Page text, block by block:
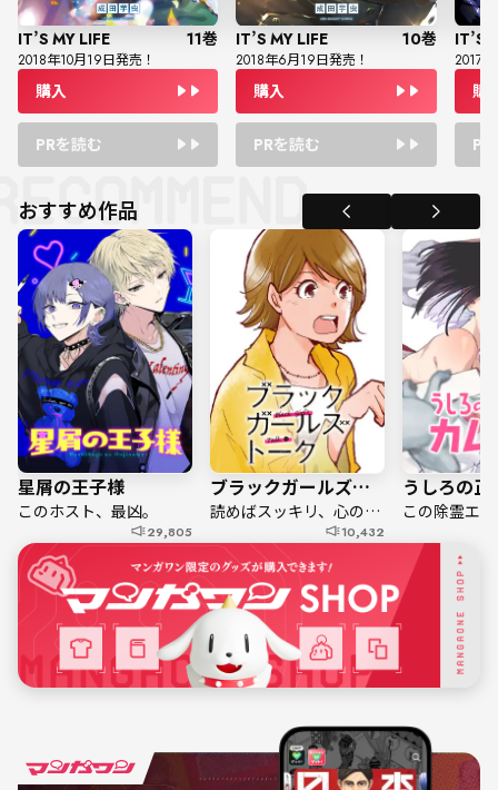
IT’S MY LIFE 11巻
2018年10月19日発売！
購入
PRを読む
IT’S MY LIFE 10巻
2018年6月19日発売！
購入
PRを読む
IT’S
2017
購
おすすめ作品
星屑の王子様
このホスト、最凶。
29,805
ブラックガールズトーク
読めばスッキリ、心のデトックス！
10,432